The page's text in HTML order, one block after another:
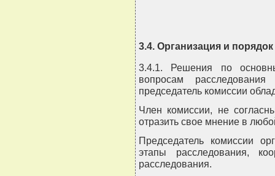
3.4. Организация и
3.4.1. Решения по
вопросам
председатель комиссии
Член комиссии, не
отразить свое мнение в
Председатель комиссии
этапы расследования,
расследования.